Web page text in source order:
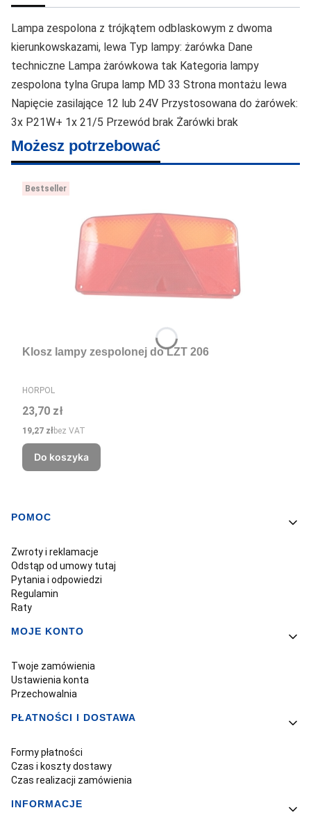
Lampa zespolona z trójkątem odblaskowym z dwoma
kierunkowskazami, lewa Typ lampy: żarówka Dane
techniczne Lampa żarówkowa tak Kategoria lampy
zespolona tylna Grupa lamp MD 33 Strona montażu lewa
Napięcie zasilające 12 lub 24V Przystosowana do żarówek:
3x P21W+ 1x 21/5 Przewód brak Żarówki brak
Możesz potrzebować
Bestseller
Klosz lampy zespolonej do LZT 206
PRODUCENT
HORPOL
Cena
23,70 zł
Cena
19,27 złbez VAT
Do koszyka
Linki w stopce
POMOC
Zwroty i reklamacje
Odstąp od umowy tutaj
Pytania i odpowiedzi
Regulamin
Raty
MOJE KONTO
Twoje zamówienia
Ustawienia konta
Przechowalnia
PŁATNOŚCI I DOSTAWA
Formy płatności
Czas i koszty dostawy
Czas realizacji zamówienia
INFORMACJE